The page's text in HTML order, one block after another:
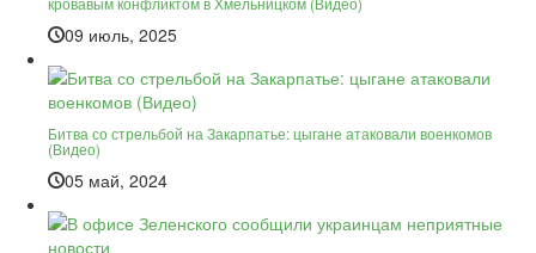
09 июль, 2025
Битва со стрельбой на Закарпатье: цыгане атаковали военкомов
(Видео)
05 май, 2024